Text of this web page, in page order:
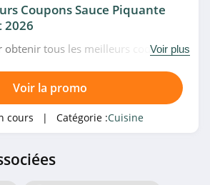
Coupons Sauce Piquante
2026
obtenir tous les meilleurs codes
vite!
Voir plus
Voir la promo
cours | Catégorie :Cuisine